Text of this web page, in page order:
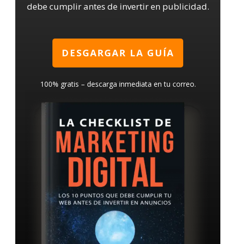
debe cumplir antes de invertir en publicidad.
DESGARGAR LA GUÍA
100% gratis – descarga inmediata en tu correo.